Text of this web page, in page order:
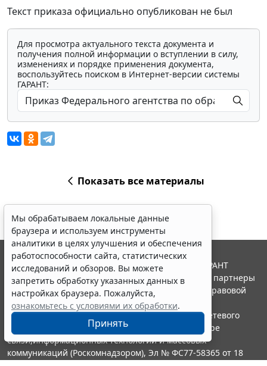
Текст приказа официально опубликован не был
Для просмотра актуального текста документа и
получения полной информации о вступлении в силу,
изменениях и порядке применения документа,
воспользуйтесь поиском в Интернет-версии системы
ГАРАНТ:
Показать все материалы
Мы обрабатываем локальные данные
браузера и используем инструменты
аналитики в целях улучшения и обеспечения
работоспособности сайта, статистических
исследований и обзоров. Вы можете
запретить обработку указанных данных в
настройках браузера. Пожалуйста,
ознакомьтесь с условиями их обработки.
Принять
© ООО "НПП "ГАРАНТ-СЕРВИС", 2026. Система ГАРАНТ
выпускается с 1990 года. Компания "Гарант" и ее партнеры
являются участниками Российской ассоциации правовой
информации ГАРАНТ.
Портал ГАРАНТ.РУ зарегистрирован в качестве сетевого
издания Федеральной службой по надзору в сфере
связи,информационных технологий и массовых
коммуникаций (Роскомнадзором), Эл № ФС77-58365 от 18